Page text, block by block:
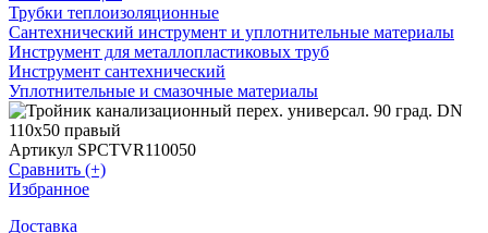
Трубки теплоизоляционные
Сантехнический инструмент и уплотнительные материалы
Инструмент для металлопластиковых труб
Инструмент сантехнический
Уплотнительные и смазочные материалы
Артикул SPCTVR110050
Сравнить (+)
Избранное
Доставка